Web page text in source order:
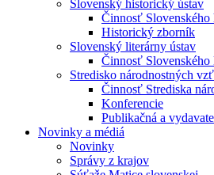
Slovenský historický ústav
Činnosť Slovenského
Historický zborník
Slovenský literárny ústav
Činnosť Slovenského
Stredisko národnostných
Činnosť Strediska
Konferencie
Publikačná a
Novinky a médiá
Novinky
Správy z krajov